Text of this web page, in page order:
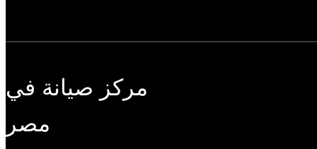
مركز صيانة في
مصر